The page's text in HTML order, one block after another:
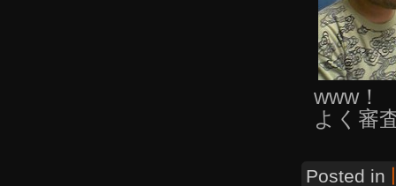
www！
よく審
Posted in